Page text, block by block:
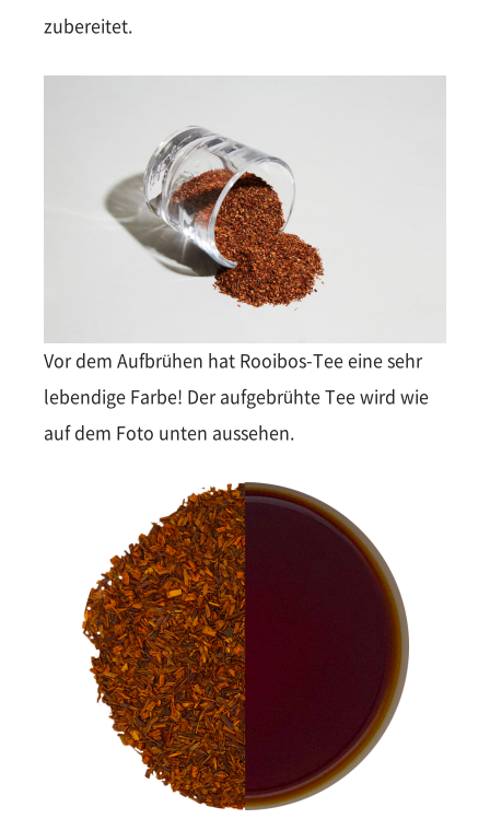
zubereitet.
Vor dem Aufbrühen hat Rooibos-Tee eine sehr
lebendige Farbe! Der aufgebrühte Tee wird wie
auf dem Foto unten aussehen.